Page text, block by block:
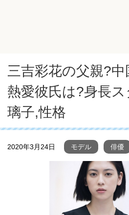
三吉彩花の父親?
熱愛彼氏は?身長
璃子,性格
2020年3月24日 モデル 俳優